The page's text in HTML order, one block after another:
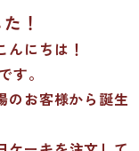
！
にちは！
す。
のお客様から誕生